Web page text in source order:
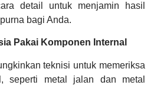
detail untuk menjamin hasil
bagi Anda.
Pakai Komponen Internal
teknisi untuk memeriksa
seperti metal jalan dan metal